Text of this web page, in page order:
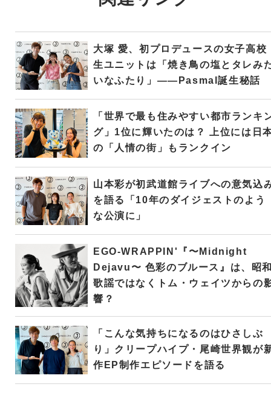
大塚 愛、初プロデュースの女子高校
生ユニットは「焼き鳥の塩とタレみ
いなふたり」――Pasmal誕生秘話
「世界で最も住みやすい都市ランキ
グ」1位に輝いたのは？ 上位には日
の「人情の街」もランクイン
山本彩が初武道館ライブへの意気込
を語る「10年のダイジェストのよう
な公演に」
EGO-WRAPPIN'『〜Midnight
Dejavu〜 色彩のブルース』は、昭
歌謡ではなくトム・ウェイツからの
響？
「こんな気持ちになるのはひさしぶ
り」クリープハイプ・尾崎世界観が
作EP制作エピソードを語る